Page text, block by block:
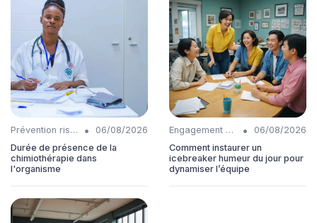
Prévention risques •
06/08/2026
Durée de présence de la
chimiothérapie dans
l'organisme
Engagement collaborateurs •
06/08/2026
Comment instaurer un
icebreaker humeur du jour pour
dynamiser l’équipe